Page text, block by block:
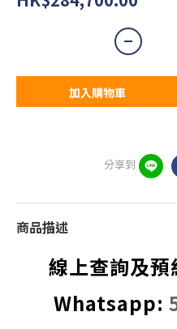
加入購物車
分享到
商品描述
線上查詢及
Whatsapp: